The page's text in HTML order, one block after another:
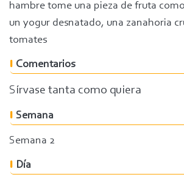
hambre tome una pieza de fruta
un yogur desnatado, una zanahoria
tomates
Comentarios
Sírvase tanta como quiera
Semana
Semana 2
Día